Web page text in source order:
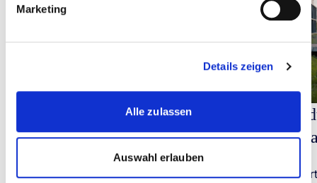
Marketing
Details zeigen
Alle zulassen
Auswahl erlauben
Moderne Umschlaghallen | La
Dorsale, Frankreich
Light
Bourn